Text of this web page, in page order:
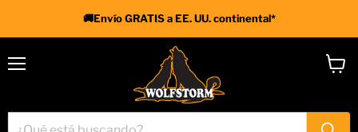
🚚Envío GRATIS a EE. UU. continental*